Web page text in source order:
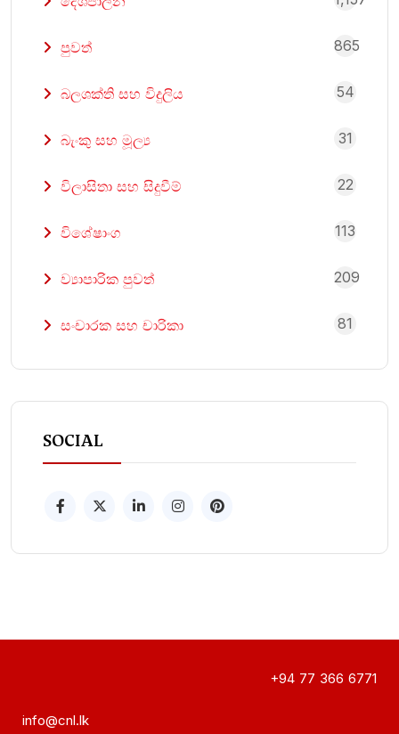
පුවත් 865
බලශක්ති සහ විදුලිය 54
බැංකු සහ මූල්‍ය 31
විලාසිතා සහ සිදුවීම් 22
විශේෂාංග 113
ව්‍යාපාරික පුවත් 209
සංචාරක සහ චාරිකා 81
SOCIAL
+94 77 366 6771
info@cnl.lk